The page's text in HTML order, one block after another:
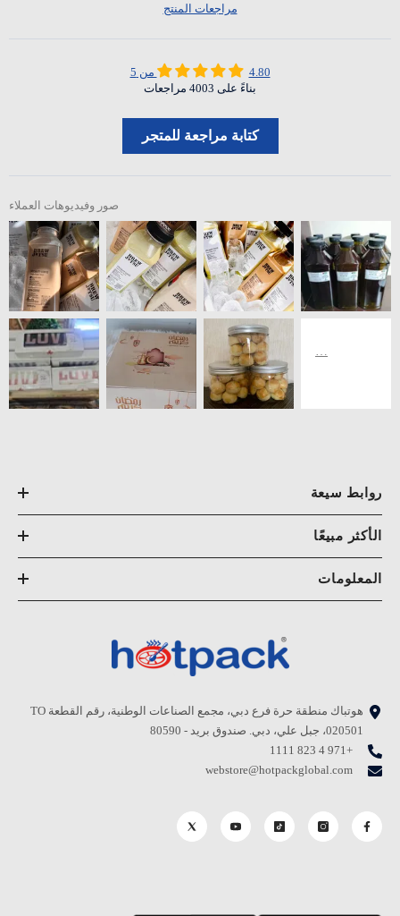
مراجعات المنتج
4.80 من 5
بناءً على 4003 مراجعات
كتابة مراجعة للمتجر
صور وفيديوهات العملاء
روابط سيعة
الأكثر مبيعًا
المعلومات
هوتباك منطقة حرة فرع دبي، مجمع الصناعات الوطنية، رقم القطعة TO
020501، جبل علي، دبي. صندوق بريد - 80590
+971 4 823 1111
webstore@hotpackglobal.com